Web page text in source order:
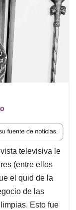
televisiva le
(entre ellos
el quid de la
de las
Esto fue